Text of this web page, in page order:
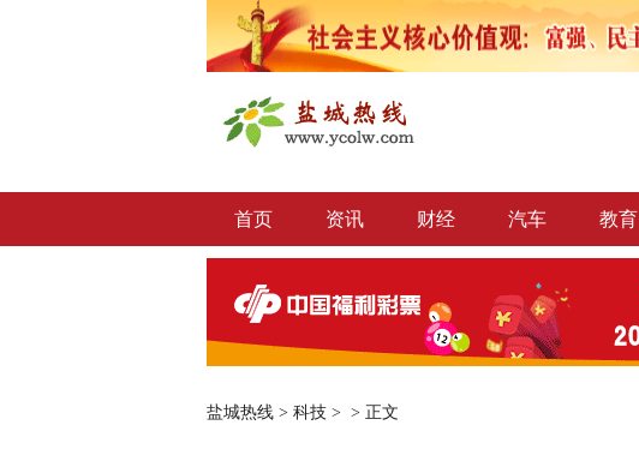
首页 资讯 财经 汽车 教育
盐城热线 > 科技 > > 正文